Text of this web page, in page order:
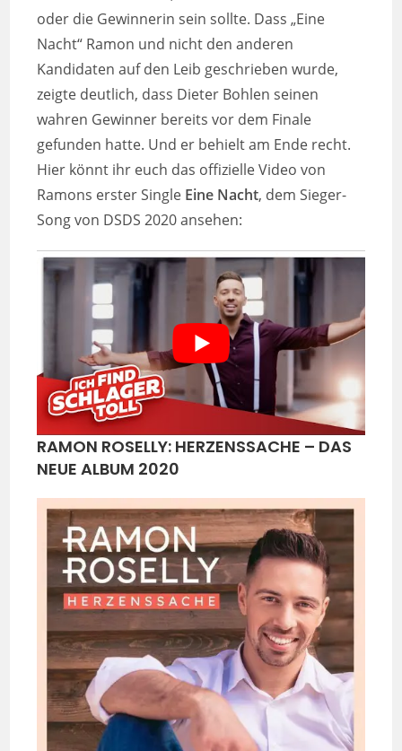
oder die Gewinnerin sein sollte. Dass „Eine
Nacht“ Ramon und nicht den anderen
Kandidaten auf den Leib geschrieben wurde,
zeigte deutlich, dass Dieter Bohlen seinen
wahren Gewinner bereits vor dem Finale
gefunden hatte. Und er behielt am Ende recht.
Hier könnt ihr euch das offizielle Video von
Ramons erster Single Eine Nacht, dem Sieger-
Song von DSDS 2020 ansehen:
RAMON ROSELLY: HERZENSSACHE – DAS
NEUE ALBUM 2020